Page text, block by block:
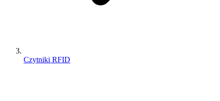
Czytniki RFID